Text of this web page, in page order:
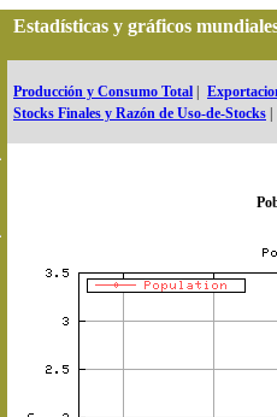
Estadísticas y gráficos
Producción y Consumo Total
Stocks Finales y Razón de Uso-de-Stocks